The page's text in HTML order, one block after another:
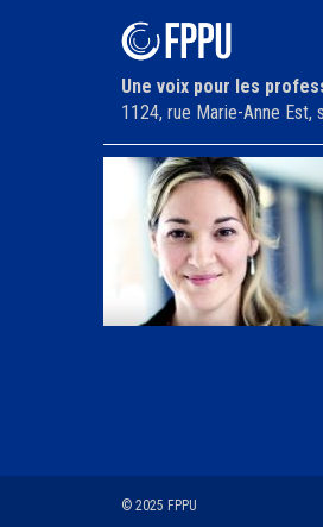
Une voix pour les
1124, rue Marie-Anne
© 2025 FPPU